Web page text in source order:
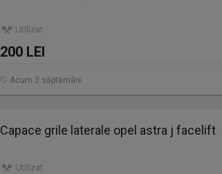
Utilizat
200 LEI
Acum 3 săptămâni
Capace grile laterale opel astra j facelift
Utilizat